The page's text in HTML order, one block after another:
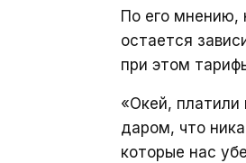
По его мнению,
остается
при этом
«Окей,
даром, что
которые нас